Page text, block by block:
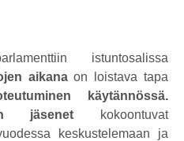
istuntosalissa
aikanaon loistava tapa
käytännössä.
jäsenet kokoontuvat
keskustelemaan ja